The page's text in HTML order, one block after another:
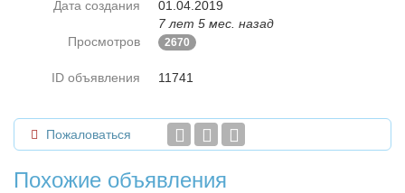
Дата создания
01.04.2019
7 лет 5 мес. назад
Просмотров
2670
ID объявления 11741
Пожаловаться
Похожие объявления